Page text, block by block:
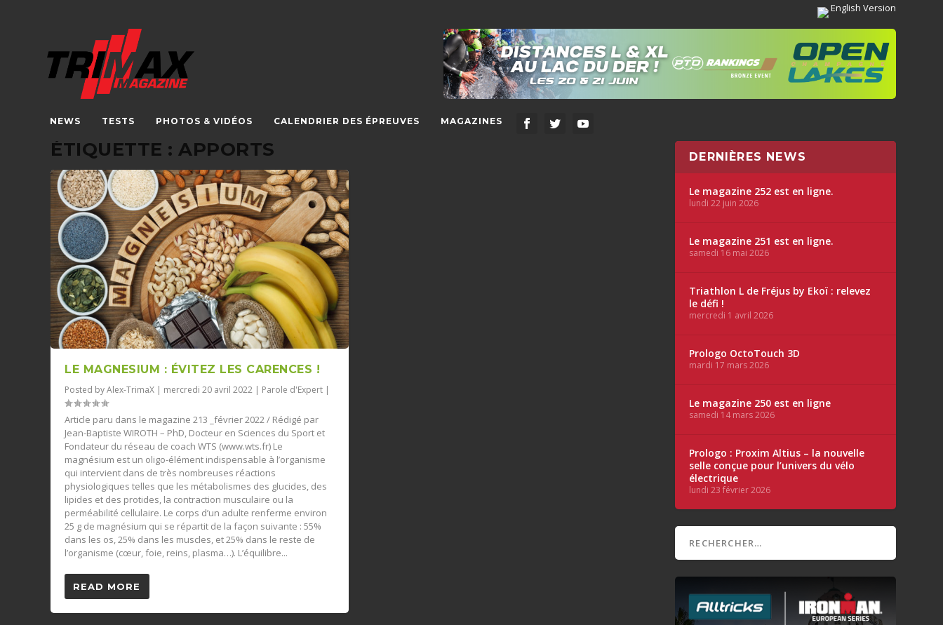
English Version
NEWS TESTS PHOTOS & VIDÉOS CALENDRIER DES ÉPREUVES MAGAZINES
ÉTIQUETTE :APPORTS
LE MAGNESIUM : ÉVITEZ LES CARENCES !
Posted byAlex-TrimaX | mercredi 20 avril 2022 | Parole d'Expert |
Article paru dans le magazine 213 _février 2022 / Rédigé par
Jean-Baptiste WIROTH – PhD, Docteur en Sciences du Sport et
Fondateur du réseau de coach WTS (www.wts.fr) Le
magnésium est un oligo-élément indispensable à l’organisme
qui intervient dans de très nombreuses réactions
physiologiques telles que les métabolismes des glucides, des
lipides et des protides, la contraction musculaire ou la
perméabilité cellulaire. Le corps d’un adulte renferme environ
25 g de magnésium qui se répartit de la façon suivante : 55%
dans les os, 25% dans les muscles, et 25% dans le reste de
l’organisme (cœur, foie, reins, plasma…). L’équilibre...
READ MORE
DERNIÈRES NEWS
Le magazine 252 est en ligne.
lundi 22 juin 2026
Le magazine 251 est en ligne.
samedi 16 mai 2026
Triathlon L de Fréjus by Ekoï : relevez
le défi !
mercredi 1 avril 2026
Prologo OctoTouch 3D
mardi 17 mars 2026
Le magazine 250 est en ligne
samedi 14 mars 2026
Prologo : Proxim Altius – la nouvelle
selle conçue pour l’univers du vélo
électrique
lundi 23 février 2026